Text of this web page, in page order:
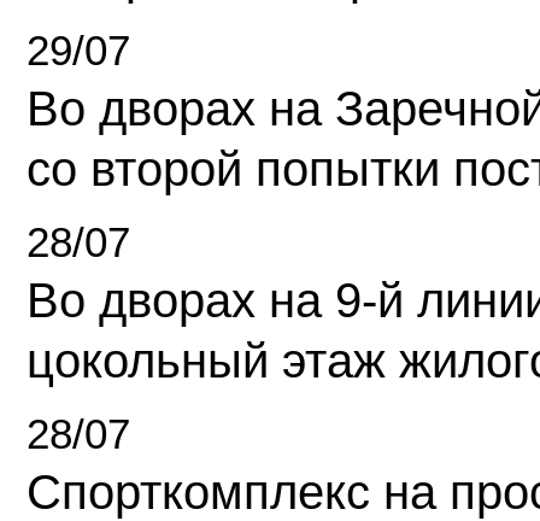
29/07
Во дворах на
со второй попытки
28/07
Во дворах на 9-й
цокольный этаж
28/07
Спорткомплекс на